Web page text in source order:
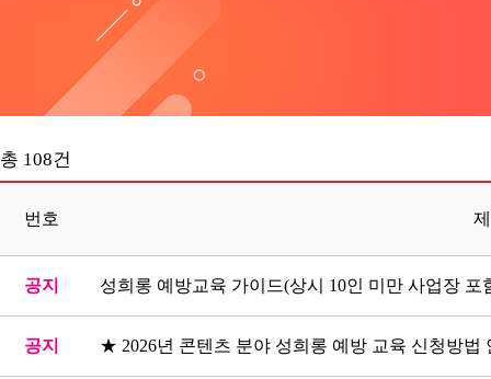
총 108건
번호
공지 성희롱 예방교육 가이드(상시 10인 미만 사업장
공지 ★ 2026년 콘텐츠 분야 성희롱 예방 교육 신청방법